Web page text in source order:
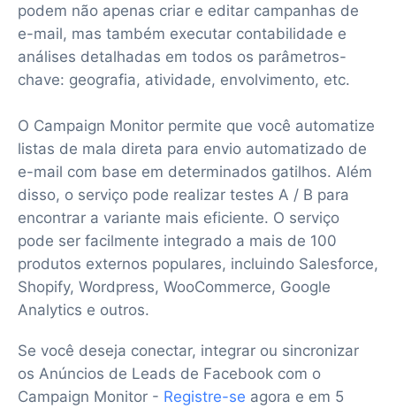
podem não apenas criar e editar campanhas de
e-mail, mas também executar contabilidade e
análises detalhadas em todos os parâmetros-
chave: geografia, atividade, envolvimento, etc.
O Campaign Monitor permite que você automatize
listas de mala direta para envio automatizado de
e-mail com base em determinados gatilhos. Além
disso, o serviço pode realizar testes A / B para
encontrar a variante mais eficiente. O serviço
pode ser facilmente integrado a mais de 100
produtos externos populares, incluindo Salesforce,
Shopify, Wordpress, WooCommerce, Google
Analytics e outros.
Se você deseja conectar, integrar ou sincronizar
os Anúncios de Leads de Facebook com o
Campaign Monitor - Registre-se agora e em 5